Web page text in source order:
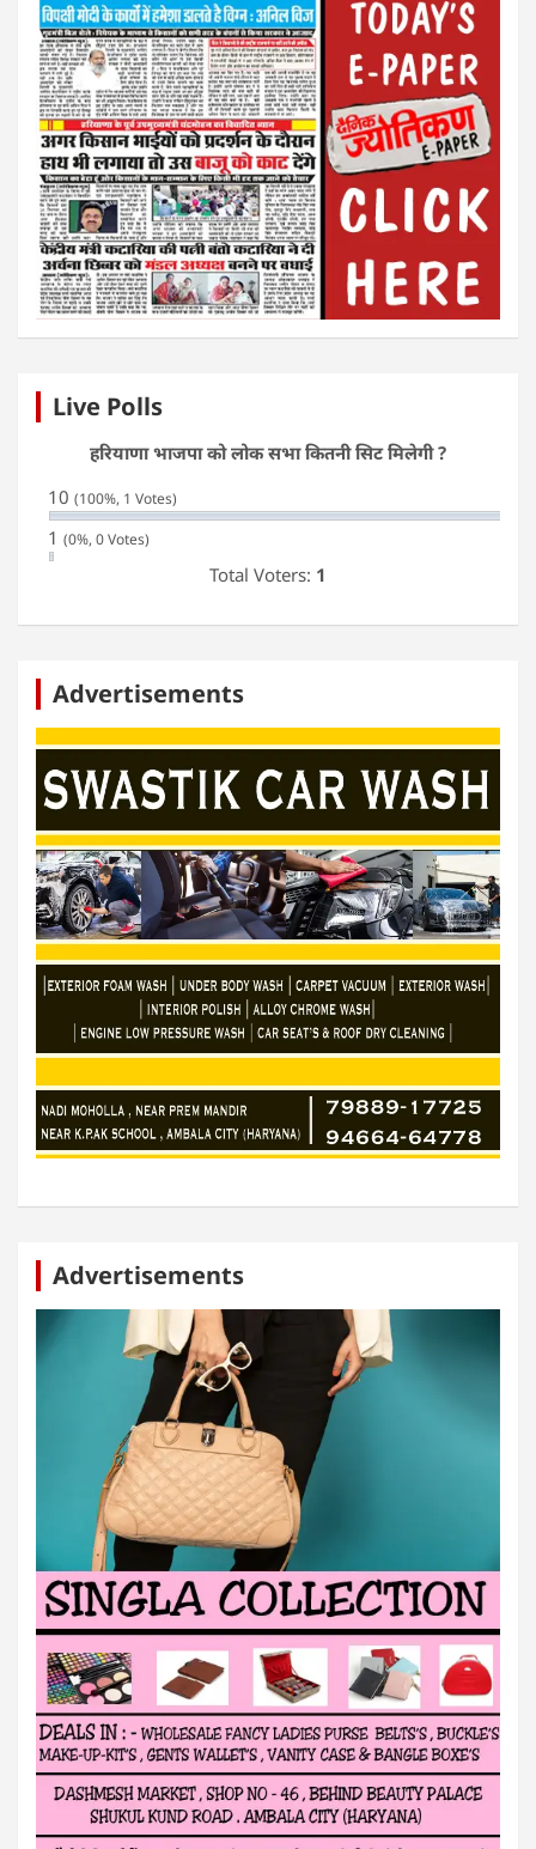
Live Polls
हरियाणा भाजपा को लोक सभा कितनी सिट मिलेगी ?
10 (100%, 1 Votes)
1 (0%, 0 Votes)
Total Voters: 1
Advertisements
Advertisements